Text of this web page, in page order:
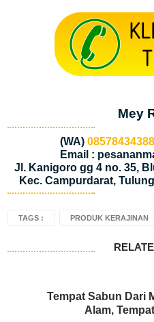
Mey
(WA)
Email :
Jl. Kanigoro gg 4 no. 35,
Kec. Campurdarat,
TAGS : PRODUK KERAJINAN
Tempat Sabun Dari
Alam,